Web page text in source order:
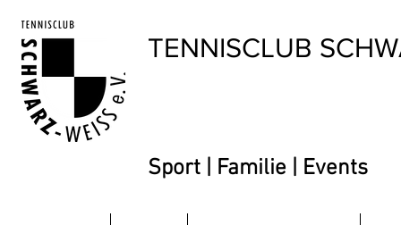
TENNISCLUB
Sport | Familie | Events